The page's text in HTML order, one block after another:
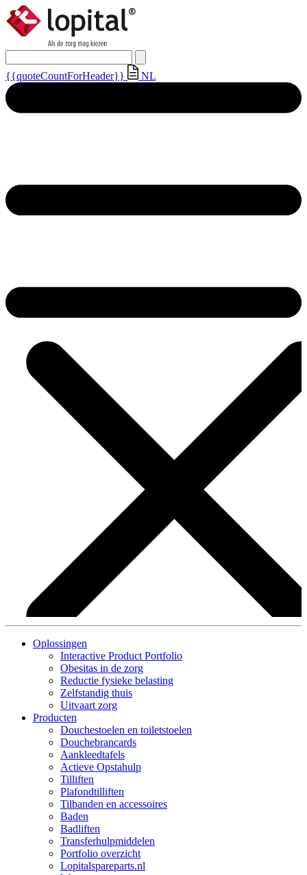
{{quoteCountForHeader}} NL
Oplossingen
Interactive Product Portfolio
Obesitas in de zorg
Reductie fysieke belasting
Zelfstandig thuis
Uitvaart zorg
Producten
Douchestoelen en toiletstoelen
Douchebrancards
Aankleedtafels
Actieve Opstahulp
Tilliften
Plafondtilliften
Tilbanden en accessoires
Baden
Badliften
Transferhulpmiddelen
Portfolio overzicht
Lopitalspareparts.nl